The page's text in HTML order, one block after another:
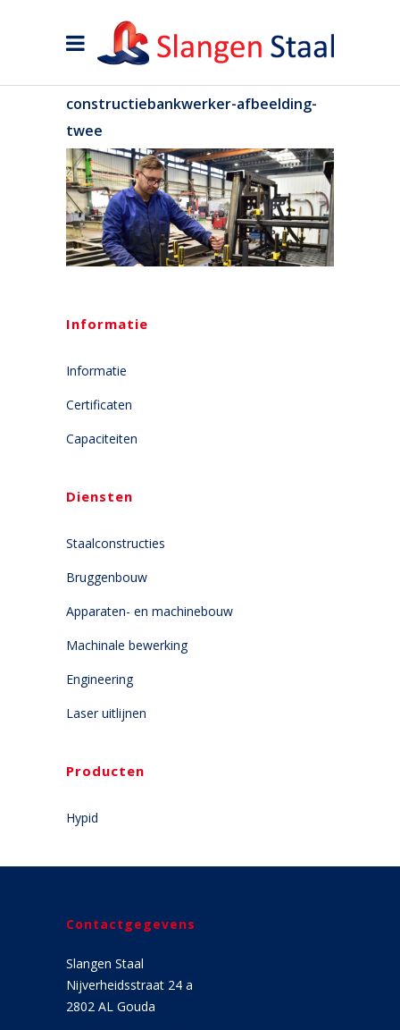
constructiebankwerker-afbeelding-
twee
Informatie
Informatie
Certificaten
Capaciteiten
Diensten
Staalconstructies
Bruggenbouw
Apparaten- en machinebouw
Machinale bewerking
Engineering
Laser uitlijnen
Producten
Hypid
Contactgegevens
Slangen Staal
Nijverheidsstraat 24 a
2802 AL Gouda